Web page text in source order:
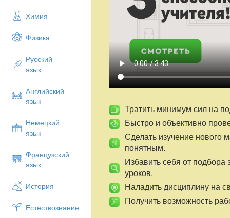
Химия
Физика
Русский
язык
Английский
язык
Немецкий
язык
Французский
язык
История
Естествознание
Тратить минимум сил на
Быстро и объективно
Сделать изучение нового
понятным.
Избавить себя от подбора
уроков.
Наладить дисциплину на
Получить возможность